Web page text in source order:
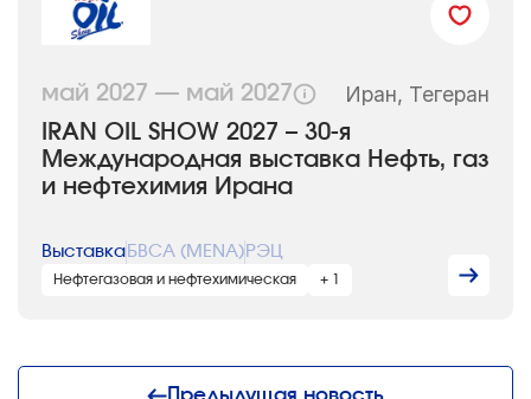
IRAN OIL SHOW 2027 – 30-я
Международная выставка Нефть, газ
и нефтехимия Ирана
май 2027 — май 2027 Иран, Тегеран
Выставка БВСА (MENA) РЭЦ
Нефтегазовая и нефтехимическая + 1